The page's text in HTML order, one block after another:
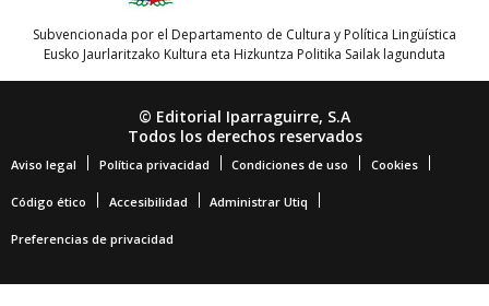
Subvencionada por el Departamento de Cultura y Política Lingüística
Eusko Jaurlaritzako Kultura eta Hizkuntza Politika Sailak lagunduta
© Editorial Iparraguirre, S.A
Todos los derechos reservados
Aviso legal Política privacidad Condiciones de uso Cookies
Código ético Accesibilidad Administrar Utiq
Preferencias de privacidad